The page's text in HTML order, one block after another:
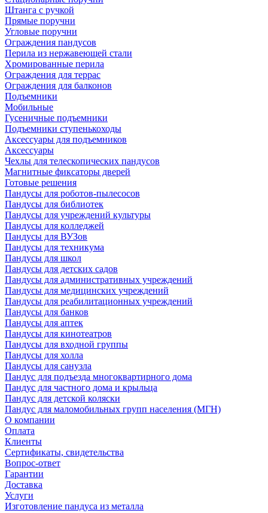
Штанга с ручкой
Прямые поручни
Угловые поручни
Ограждения пандусов
Перила из нержавеющей стали
Хромированные перила
Ограждения для террас
Ограждения для балконов
Подъемники
Мобильные
Гусеничные подъемники
Подъемники ступенькоходы
Аксессуары для подъемников
Аксессуары
Чехлы для телескопических пандусов
Магнитные фиксаторы дверей
Готовые решения
Пандусы для роботов-пылесосов
Пандусы для библиотек
Пандусы для учреждений культуры
Пандусы для колледжей
Пандусы для ВУЗов
Пандусы для техникума
Пандусы для школ
Пандусы для детских садов
Пандусы для административных учреждений
Пандусы для медицинских учреждений
Пандусы для реабилитационных учреждений
Пандусы для банков
Пандусы для аптек
Пандусы для кинотеатров
Пандусы для входной группы
Пандусы для холла
Пандусы для санузла
Пандус для подъезда многоквартирного дома
Пандус для частного дома и крыльца
Пандус для детской коляски
Пандус для маломобильных групп населения (МГН)
О компании
Оплата
Клиенты
Сертификаты, свидетельства
Вопрос-ответ
Гарантии
Доставка
Услуги
Изготовление пандуса из металла